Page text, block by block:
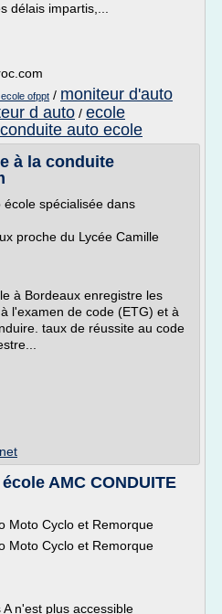
délais impartis,...
ofppt / moniteur d'auto
d auto / ecole
auto ecole
à la conduite
spécialisée dans
proche du Lycée Camille
à Bordeaux enregistre les
l'examen de code (ETG) et à
taux de réussite au code
AMC CONDUITE
Moto Cyclo et Remorque
Moto Cyclo et Remorque
n'est plus accessible